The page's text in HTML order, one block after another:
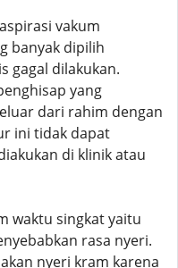
vakum
banyak dipilih
gagal dilakukan.
yang
dari rahim dengan
ini tidak dapat
di klinik atau
waktu singkat yaitu
rasa nyeri.
nyeri kram karena